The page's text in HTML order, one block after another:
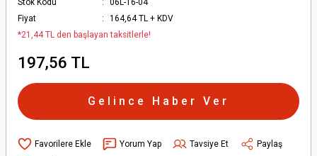
Stok Kodu
06L-16-04
Fiyat
164,64 TL + KDV
*21,44 TL den başlayan taksitlerle!
197,56 TL
Gelince Haber Ver
Yorum Yap Tavsiye Et
Paylaş